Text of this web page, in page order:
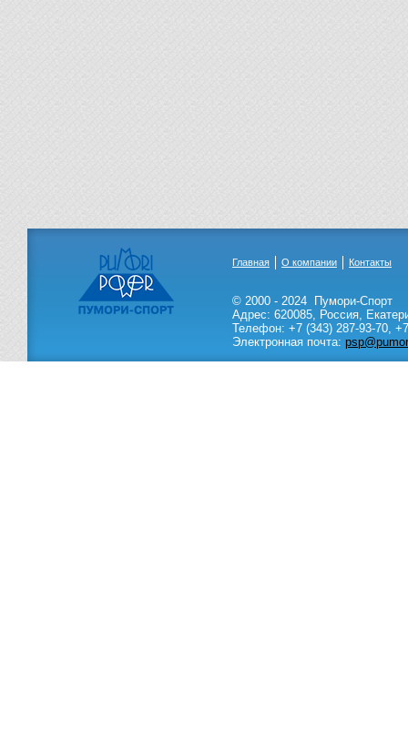
Главная О компании Контакты
© 2000 - 2024
Пумори-Спорт
Адрес: 620085, Россия,
Телефон: +7 (343) 287-93-70,
Электронная почта: